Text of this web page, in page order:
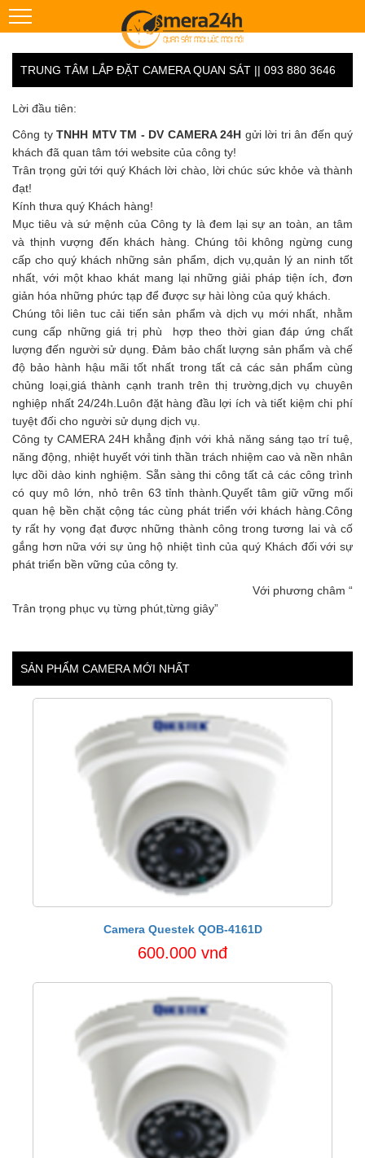
TRUNG TÂM LẮP ĐẶT CAMERA QUAN SÁT || 093 880 3646
Lời đầu tiên:
Công ty TNHH MTV TM - DV CAMERA 24H gửi lời tri ân đến quý
khách đã quan tâm tới website của công ty!
Trân trọng gửi tới quý Khách lời chào, lời chúc sức khỏe và thành
đạt!
Kính thưa quý Khách hàng!
Mục tiêu và sứ mệnh của Công ty là đem lại sự an toàn, an tâm
và thịnh vượng đến khách hàng. Chúng tôi không ngừng cung
cấp cho quý khách những sản phẩm, dịch vụ,quản lý an ninh tốt
nhất, với một khao khát mang lại những giải pháp tiện ích, đơn
giản hóa những phức tạp để được sự hài lòng của quý khách.
Chúng tôi liên tuc cải tiến sản phẩm và dịch vụ mới nhất, nhằm
cung cấp những giá trị phù hợp theo thời gian đáp ứng chất
lượng đến người sử dụng. Đảm bảo chất lượng sản phẩm và chế
độ bảo hành hậu mãi tốt nhất trong tất cả các sản phẩm cùng
chủng loại,giá thành cạnh tranh trên thị trường,dịch vụ chuyên
nghiệp nhất 24/24h.Luôn đặt hàng đầu lợi ích và tiết kiệm chi phí
tuyệt đối cho người sử dụng dịch vụ.
Công ty CAMERA 24H khẳng định với khả năng sáng tạo trí tuệ,
năng động, nhiệt huyết với tinh thần trách nhiệm cao và nền nhân
lực dồi dào kinh nghiệm. Sẵn sàng thi công tất cả các công trình
có quy mô lớn, nhỏ trên 63 tỉnh thành.Quyết tâm giữ vững mối
quan hệ bền chặt cộng tác cùng phát triển với khách hàng.Công
ty rất hy vọng đạt được những thành công trong tương lai và cố
gắng hơn nữa với sự ủng hộ nhiệt tình của quý Khách đối với sự
phát triển bền vững của công ty.
Với phương châm “
Trân trọng phục vụ từng phút,từng giây”
SẢN PHẨM CAMERA MỚI NHẤT
Camera Questek QOB-4161D
600.000 vnđ